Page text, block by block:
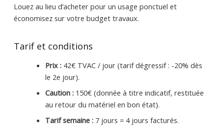
Louez au lieu d’acheter pour un usage ponctuel et
économisez sur votre budget travaux.
Tarif et conditions
Prix :42€ TVAC / jour (tarif dégressif : -20% dès
le 2e jour).
Caution :150€ (donnée à titre indicatif, restituée
au retour du matériel en bon état).
Tarif semaine :7 jours = 4 jours facturés.